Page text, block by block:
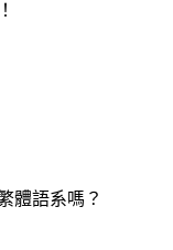
體語系嗎？